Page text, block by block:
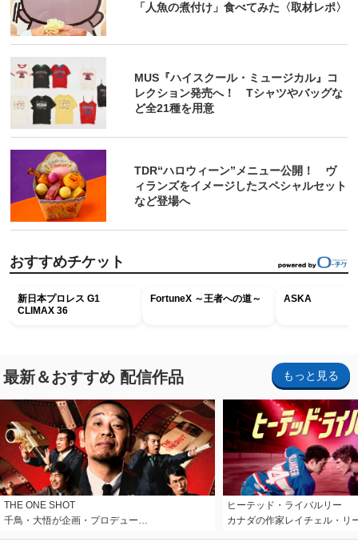
「人魚の煮付け」食べてみた〈取材レポ〉
MUS『ハイスクール・ミュージカル』コ
レクション発売へ！ Tシャツやバッグな
ど全21種を用意
TDR“ハロウィーン”メニュー公開！ ヴ
ィランズをイメージしたスペシャルセット
など登場へ
おすすめチケット
新日本プロレス G1
CLIMAX 36
FortuneX ～王者への道～ ASKA
最新＆おすすめ 配信作品 もっと見る
THE ONE SHOT
千鳥・大悟が企画・プロデュー…
ヒーテッド・ライバルリー
カナダの作家レイチェル・リ